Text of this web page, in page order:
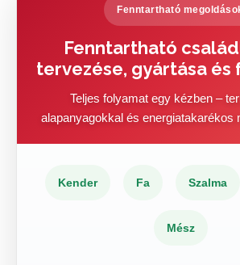
Fenntartható
Fenntartható
tervezése, gyártása és
Teljes folyamat egy kézben –
alapanyagokkal és energiatakarékos
Kender Fa Szalma
Mész